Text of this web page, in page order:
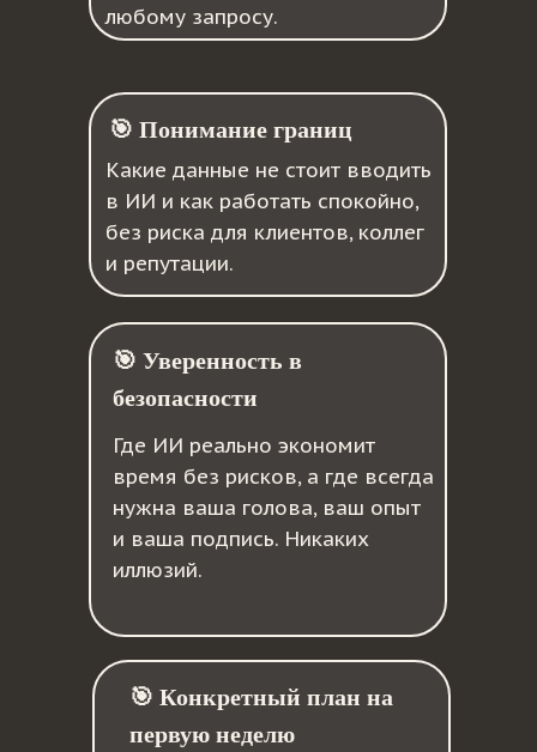
🎯 Понимание границ
🎯 Конкретный план на
первую неделю
🎯 Уверенность в
безопасности
Где ИИ реально экономит
время без рисков, а где всегда
нужна ваша голова, ваш опыт
и ваша подпись. Никаких
иллюзий.
любому запросу.
Какие данные не стоит вводить
в ИИ и как работать спокойно,
без риска для клиентов, коллег
и репутации.